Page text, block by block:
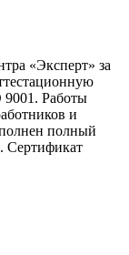
«Эксперт» за
Работы
и
полный
Сертификат